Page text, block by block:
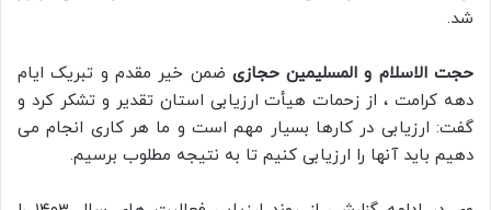
شد.
حجت الاسلام و المسلیمین حجازی ضمن خیر مقدم و تبریک ایام
دهه کرامت ، از زحمات هیأت ارزیابی استان تقدیر و تشکر کرد و
گفت: ارزیابی در کارها بسیار مهم است و ما هر کاری انجام می
دهیم باید آنها را ارزیابی کنیم تا به نتیجه مطلوب برسیم.